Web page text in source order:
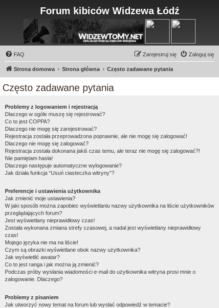
Forum kibiców Widzewa Łódź
FAQ Zaloguj się
Zarejestruj się
Strona domowa Strona główna Często zadawane pytania
Często zadawane pytania
Problemy z logowaniem i rejestracją
Dlaczego w ogóle muszę się rejestrować?
Co to jest COPPA?
Dlaczego nie mogę się zarejestrować?
Rejestracja została przeprowadzona poprawnie, ale nie mogę się zalogować!
Dlaczego nie mogę się zalogować?
Rejestracja została dokonana jakiś czas temu, ale teraz nie mogę się zalogować?!
Nie pamiętam hasła!
Dlaczego następuje automatyczne wylogowanie?
Jak działa funkcja “Usuń ciasteczka witryny”?
Preferencje i ustawienia użytkownika
Jak zmienić moje ustawienia?
W jaki sposób można zapobiec wyświetlaniu nazwy użytkownika na liście użytkowników
przeglądających forum?
Jest wyświetlany nieprawidłowy czas!
Została wykonana zmiana strefy czasowej, a nadal jest wyświetlany nieprawidłowy
czas!
Mojego języka nie ma na liście!
Czym są obrazki wyświetlane obok nazwy użytkownika?
Jak wyświetlić awatar?
Co to jest ranga i jak można ją zmienić?
Podczas próby wysłania wiadomości e-mail do użytkownika witryna prosi mnie o
zalogowanie. Dlaczego?
Problemy z pisaniem
Jak utworzyć nowy temat na forum lub wysłać odpowiedź w temacie?